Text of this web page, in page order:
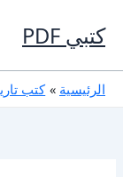
إلى
المحتوى
كتبي PDF
الرئيسية كتب